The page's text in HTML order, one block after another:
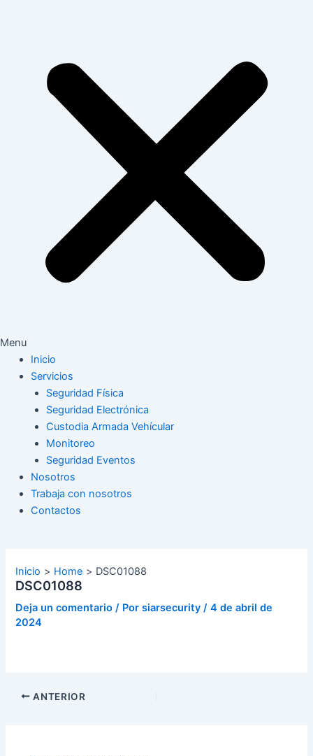
Menu
Inicio
Servicios
Seguridad Física
Seguridad Electrónica
Custodia Armada Vehícular
Monitoreo
Seguridad Eventos
Nosotros
Trabaja con nosotros
Contactos
Inicio Home DSC01088
DSC01088
Deja un comentario / Porsiarsecurity/4 de abril de
2024
ANTERIOR